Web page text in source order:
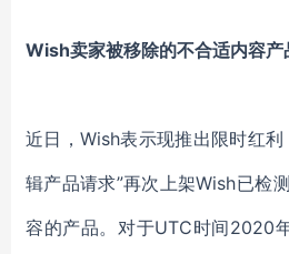
Wish卖家被移除的不合适内容
近日，Wish表示现推出限时红
辑产品请求”再次上架Wish已检
容的产品。对于UTC时间2020